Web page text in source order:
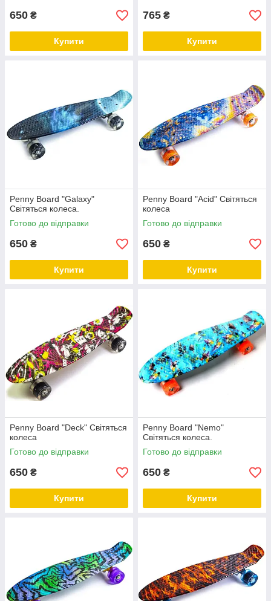
650 ₴
Купити
765 ₴
Купити
Penny Board "Galaxy"
Світяться колеса.
Готово до відправки
650 ₴
Купити
Penny Board "Acid" Світяться
колеса
Готово до відправки
650 ₴
Купити
Penny Board "Deck" Світяться
колеса
Готово до відправки
650 ₴
Купити
Penny Board "Nemo"
Світяться колеса.
Готово до відправки
650 ₴
Купити